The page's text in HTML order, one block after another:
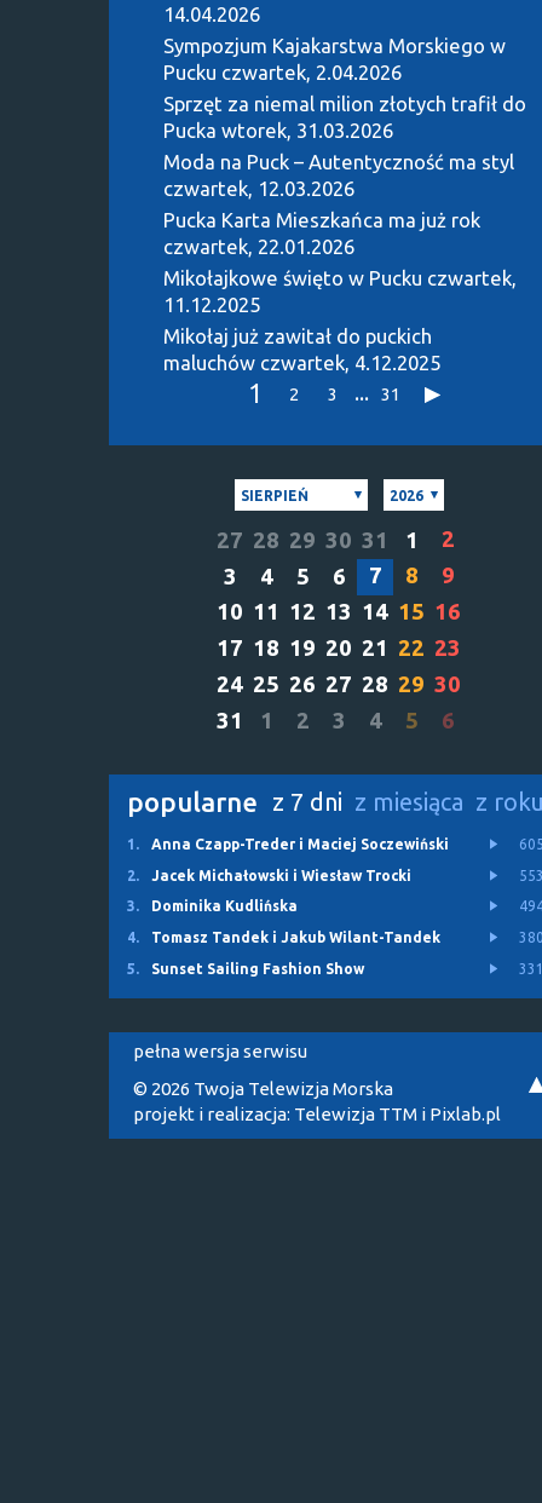
14.04.2026
Sympozjum Kajakarstwa Morskiego w
Pucku czwartek, 2.04.2026
Sprzęt za niemal milion złotych trafił do
Pucka wtorek, 31.03.2026
Moda na Puck – Autentyczność ma styl
czwartek, 12.03.2026
Pucka Karta Mieszkańca ma już rok
czwartek, 22.01.2026
Mikołajkowe święto w Pucku czwartek,
11.12.2025
Mikołaj już zawitał do puckich
maluchów czwartek, 4.12.2025
1 2 3 ... 31
SIERPIEŃ 2026
27 28 29 30 31 1
2
3
4 5 6 7 8
9
10 11 12 13 14 15 16
17 18 19 20 21 22 23
24 25 26 27 28 29 30
31
1 2 3 4 5 6
popularne z 7 dni z miesiąca z
1. Anna Czapp-Treder i Maciej Soczewiński
2.
Jacek Michałowski i Wiesław Trocki
3.
Dominika Kudlińska
4.
Tomasz Tandek i Jakub Wilant-Tandek
5.
Sunset Sailing Fashion Show
pełna wersja serwisu
© 2026 Twoja Telewizja Morska
projekt i realizacja: Telewizja TTM i Pixlab.pl